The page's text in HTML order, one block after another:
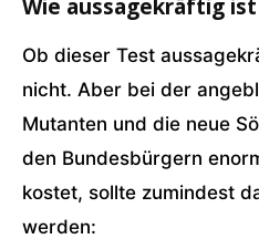
Wie aussagekräftig
Ob dieser Test
nicht. Aber bei der
Mutanten und die neue
den Bundesbürgern
kostet, sollte zumindest
werden: